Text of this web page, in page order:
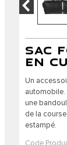
SAC
EN
Un
automobile.
une
de la
estampé.